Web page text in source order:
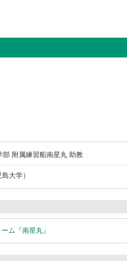
附属練習船南星丸 助教
大学）
ム『南星丸』